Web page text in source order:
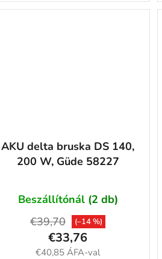
AKU delta bruska DS 140,
200 W, Güde 58227
Beszállítónál (2 db)
€40,85 ÁFA-val
€33,76
€39,70 (–14 %)